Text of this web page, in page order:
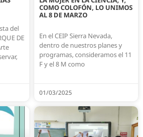
del
DE
COMO COLOFÓN, LO UNIMOS
AL 8 DE MARZO
En el CEIP Sierra Nevada,
dentro de nuestros planes y
programas, consideramos el 11
F y el 8 M como
01/03/2025